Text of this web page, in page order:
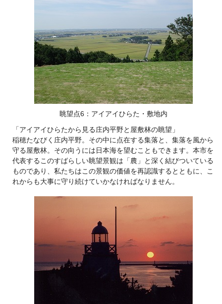
眺望点6：アイアイひらた・敷地内
「アイアイひらたから見る庄内平野と屋敷林の眺望」
稲穂たなびく庄内平野。その中に点在する集落と、集落を風から
守る屋敷林。その向うには日本海を望むこともできます。本市を
代表するこのすばらしい眺望景観は「農」と深く結びついている
ものであり、私たちはこの景観の価値を再認識するとともに、こ
れからも大事に守り続けていかなければなりません。